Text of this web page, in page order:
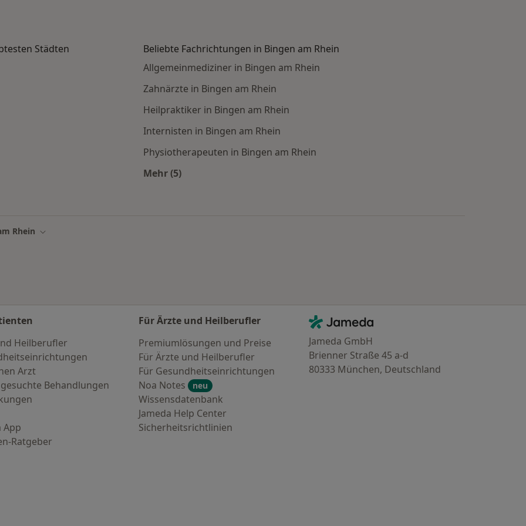
Städten
Beliebte Fachrichtungen in Bingen am Rhein
Allgemeinmediziner in Bingen am Rhein
Zahnärzte in Bingen am Rhein
Heilpraktiker in Bingen am Rhein
Internisten in Bingen am Rhein
Physiotherapeuten in Bingen am Rhein
Mehr (5)
Rhein Stadt ändern
Heilberufler
Arzt
Behandlungen
App
Ratgeber
Für Ärzte und Heilberufler
Premiumlösungen und Preise
Für Ärzte und Heilberufler
Für Gesundheitseinrichtungen
Noa Notes
neu
Wissensdatenbank
Jameda Help Center
Sicherheitsrichtlinien
Kontakt
Jameda - Startseite
Jameda GmbH
Brienner Straße 45 a-d
80333 München, Deutschland